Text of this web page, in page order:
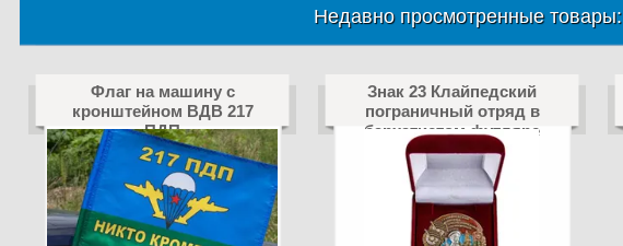
Недавно просмотренные товары:
Флаг на машину с
кронштейном ВДВ 217
ПДП
Знак 23 Клайпедский
пограничный отряд в
бархатистом футляре